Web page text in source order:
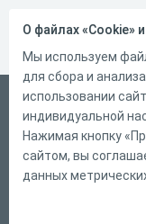
Русский
Справка
Форма
О файлах «Cookie»
Мы используем
для сбора и
использовании
индивидуальной
Нажимая кнопку
сайтом, вы
данных